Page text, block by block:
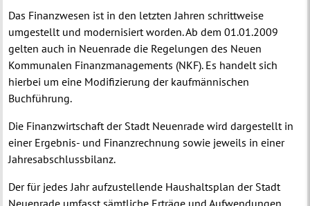
Das Finanzwesen ist in den letzten Jahren schrittweise
umgestellt und modernisiert worden. Ab dem 01.01.2009
gelten auch in Neuenrade die Regelungen des Neuen
Kommunalen Finanzmanagements (NKF). Es handelt sich
hierbei um eine Modifizierung der kaufmännischen
Buchführung.
Die Finanzwirtschaft der Stadt Neuenrade wird dargestellt in
einer Ergebnis- und Finanzrechnung sowie jeweils in einer
Jahresabschlussbilanz.
Der für jedes Jahr aufzustellende Haushaltsplan der Stadt
Neuenrade umfasst sämtliche Erträge und Aufwendungen